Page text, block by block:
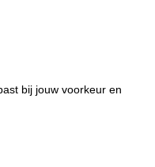
bij jouw voorkeur en